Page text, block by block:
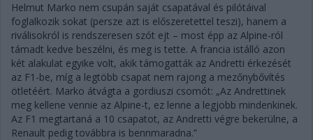
Helmut Marko nem csupán saját csapatával és pilótáival
foglalkozik sokat (persze azt is előszeretettel teszi), hanem a
riválisokról is rendszeresen szót ejt – most épp az Alpine-ról
támadt kedve beszélni, és meg is tette. A francia istálló azon
két alakulat egyike volt, akik támogatták az Andretti érkezését
az F1-be, míg a legtöbb csapat nem rajong a mezőnybővítés
ötletéért. Marko átvágta a gordiuszi csomót: „Az Andrettinek
meg kellene vennie az Alpine-t, ez lenne a legjobb mindenkinek.
Az F1 megtartaná a 10 csapatot, az Andretti végre bekerülne, a
Renault pedig továbbra is bennmaradna.”